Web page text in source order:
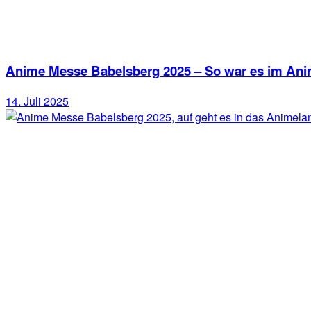
Anime Messe Babelsberg 2025 – So war es im
14. Juli 2025